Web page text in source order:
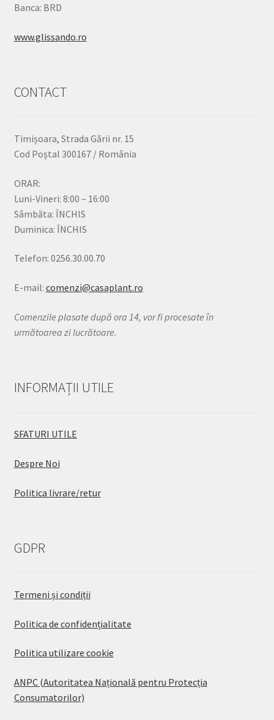
Banca: BRD
www.glissando.ro
CONTACT
Timișoara, Strada Gării nr. 15
Cod Poștal 300167 / România
ORAR:
Luni-Vineri: 8:00 – 16:00
Sâmbăta: ÎNCHIS
Duminica: ÎNCHIS
Telefon: 0256.30.00.70
E-mail: comenzi@casaplant.ro
Comenzile plasate după ora 14, vor fi procesate în
următoarea zi lucrătoare.
INFORMAȚII UTILE
SFATURI UTILE
Despre Noi
Politica livrare/retur
GDPR
Termeni și condiții
Politica de confidențialitate
Politica utilizare cookie
ANPC (Autoritatea Națională pentru Protecția
Consumatorilor)